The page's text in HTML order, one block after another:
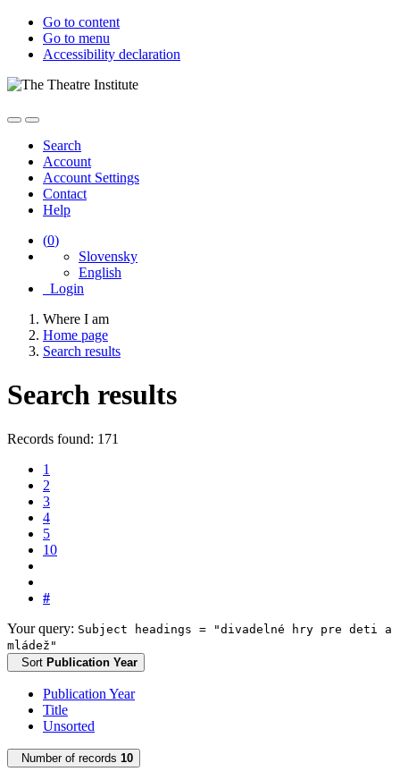
Go to content
Go to menu
Accessibility declaration
Search
Account
Account Settings
Contact
Help
(0)
Slovensky
English
Login
Where I am
Home page
Search results
Search results
Records found: 171
1
2
3
4
5
10
#
Your query: Subject headings = "divadelné hry pre deti a
mládež"
Sort Publication Year
Publication Year
Title
Unsorted
Number of records 10